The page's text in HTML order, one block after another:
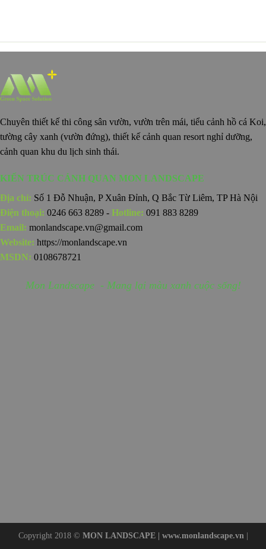
Chuyên thiết kế thi công sân vườn, vườn trên mái, tiểu cảnh hồ cá Koi,
tường cây xanh (vườn đứng), thiết kế cảnh quan resort nghỉ dưỡng,
cảnh quan khu du lịch sinh thái.
KIẾN TRÚC CẢNH QUAN MON LANDSCAPE
Địa chỉ: Số 1 Đỗ Nhuận, P Xuân Đỉnh, Q Bắc Từ Liêm, TP Hà Nội
Điện thoại: 0246 663 8289 - Hotline: 091 883 8289
Email: monlandscape.vn@gmail.com
Website: https://monlandscape.vn
MSDN: 0108678721
Mon Landscape - Mang lại màu xanh cuộc sống!
Copyright 2018 © MON LANDSCAPE | www.monlandscape.vn |